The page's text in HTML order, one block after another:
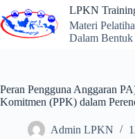
to
content
LPKN
Materi
Dalam Bentuk
Peran Pengguna Anggaran
Komitmen (PPK) dalam
Admin LPKN